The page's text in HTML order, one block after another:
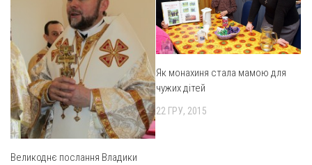
Великоднє послання Владики
Як монахиня стала мамою для
чужих дітей
22 ГРУ, 2015